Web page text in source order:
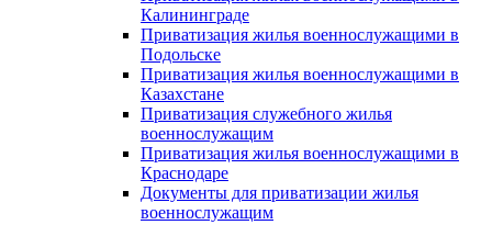
Калининграде
Приватизация жилья военнослужащими в
Подольске
Приватизация жилья военнослужащими в
Казахстане
Приватизация служебного жилья
военнослужащим
Приватизация жилья военнослужащими в
Краснодаре
Документы для приватизации жилья
военнослужащим